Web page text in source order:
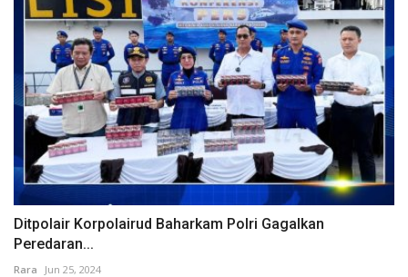
Ditpolair Korpolairud Baharkam Polri Gagalkan
Peredaran...
Rara Jun 25, 2024